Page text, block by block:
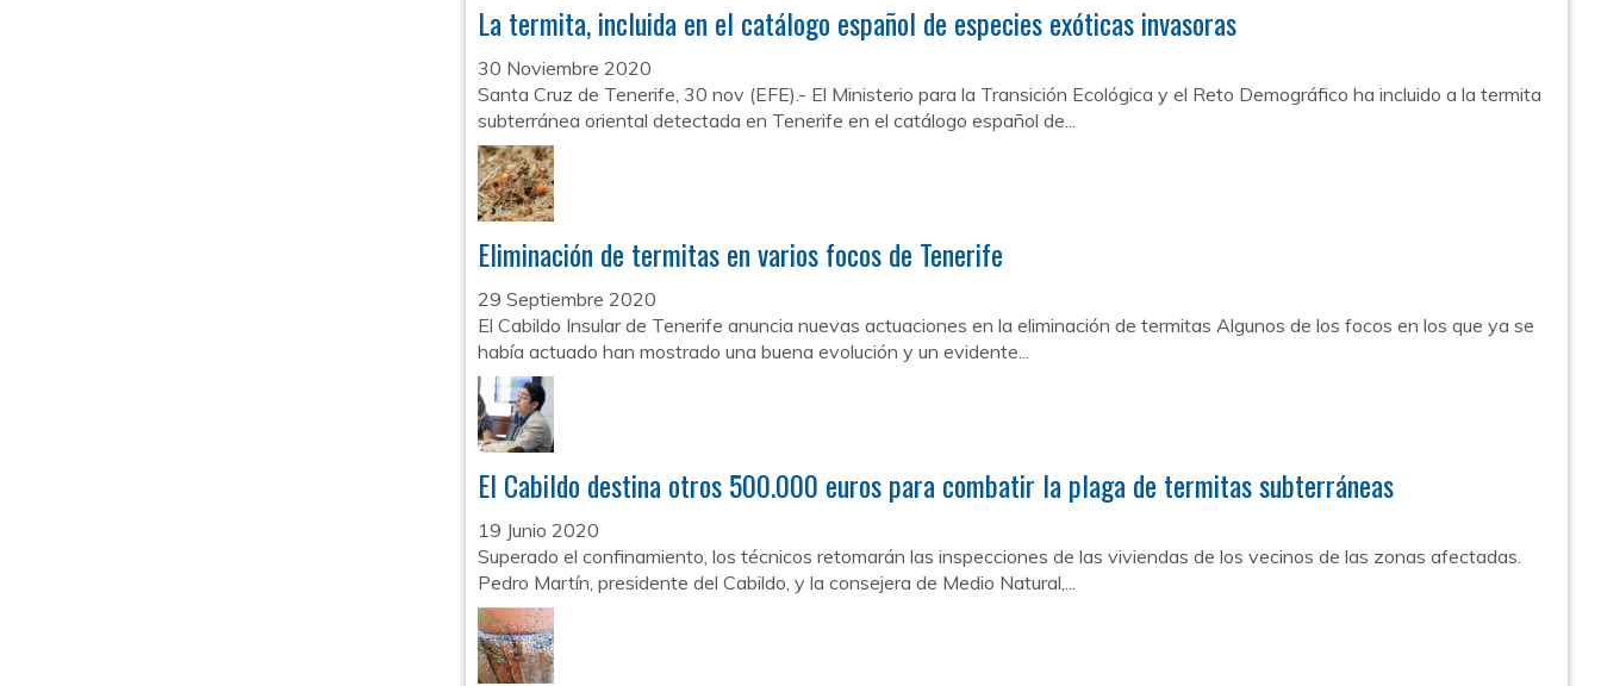
La termita, incluida en el catálogo español de especies exóticas invasoras
30 Noviembre 2020
Santa Cruz de Tenerife, 30 nov (EFE).- El Ministerio para la Transición Ecológica y el Reto Demográfico ha incluido a la termita
subterránea oriental detectada en Tenerife en el catálogo español de...
Eliminación de termitas en varios focos de Tenerife
29 Septiembre 2020
El Cabildo Insular de Tenerife anuncia nuevas actuaciones en la eliminación de termitas Algunos de los focos en los que ya se
había actuado han mostrado una buena evolución y un evidente...
El Cabildo destina otros 500.000 euros para combatir la plaga de termitas subterráneas
19 Junio 2020
Superado el confinamiento, los técnicos retomarán las inspecciones de las viviendas de los vecinos de las zonas afectadas.
Pedro Martín, presidente del Cabildo, y la consejera de Medio Natural,...